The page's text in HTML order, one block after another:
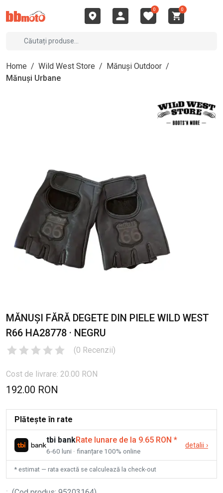
0 0
Home / Wild West Store / Mănuși Outdoor /
Mănuși Urbane
MĂNUȘI FĂRĂ DEGETE DIN PIELE WILD WEST
R66 HA28778 · NEGRU
(0 Recenzii)
Cost de livrare: 20.00 RON
192.00 RON
Plătește în rate
tbi bankRate lunare de la 9.65 RON *
6-60 luni · finanțare 100% online
detalii ›
* estimat — rata exactă se calculează la check-out